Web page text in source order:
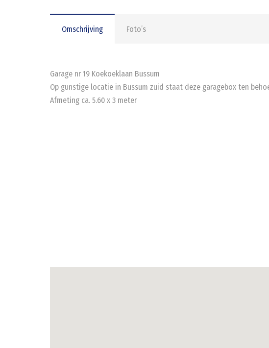
Omschrijving Foto’s
Garage nr 19 Koekoeklaan Bussum
Op gunstige locatie in Bussum zuid staat deze garagebox ten
Afmeting ca. 5.60 x 3 meter